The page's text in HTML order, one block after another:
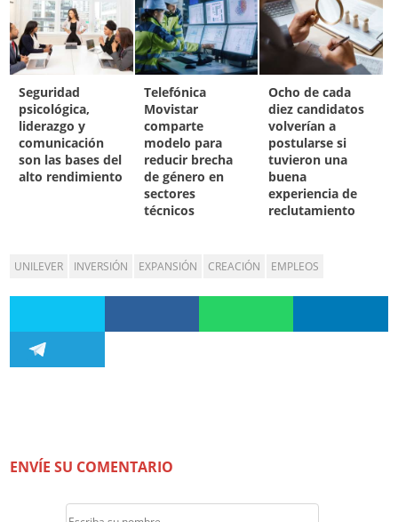
Seguridad
psicológica,
liderazgo y
comunicación
son las bases del
alto rendimiento
Telefónica
Movistar
comparte
modelo para
reducir brecha
de género en
sectores
técnicos
Ocho de cada
diez candidatos
volverían a
postularse si
tuvieron una
buena
experiencia de
reclutamiento
UNILEVER INVERSIÓN EXPANSIÓN CREACIÓN EMPLEOS
ENVÍE SU COMENTARIO